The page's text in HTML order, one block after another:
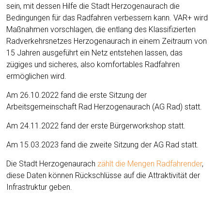
sein, mit dessen Hilfe die Stadt Herzogenaurach die
Bedingungen für das Radfahren verbessern kann. VAR+ wird
Maßnahmen vorschlagen, die entlang des Klassifizierten
Radverkehrsnetzes Herzogenaurach in einem Zeitraum von
15 Jahren ausgeführt ein Netz entstehen lassen, das
zügiges und sicheres, also komfortables Radfahren
ermöglichen wird.
Am 26.10.2022 fand die erste Sitzung der
Arbeitsgemeinschaft Rad Herzogenaurach (AG Rad) statt.
Am 24.11.2022 fand der erste Bürgerworkshop statt.
Am 15.03.2023 fand die zweite Sitzung der AG Rad statt.
Die Stadt Herzogenaurach zählt die Mengen Radfahrender,
diese Daten können Rückschlüsse auf die Attraktivität der
Infrastruktur geben.